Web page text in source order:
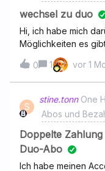
wechsel zu duo
Hi, ich habe mich
Möglichkeiten es
bei euch erhält.Da
Jetzt hatte mir das
Monate gratis zu
gegangen.bin, war
bin neulich erst aus
Konto raus und
eigenes Deezer
gut, wenn ich als
0 1 vor 1
S
stine.tonn One
Abos und
Doppelte
Duo-Abo
Ich habe meinen